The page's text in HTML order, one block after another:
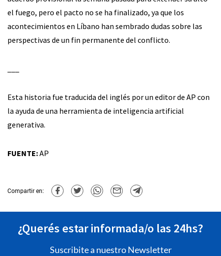
el fuego, pero el pacto no se ha finalizado, ya que los
acontecimientos en Líbano han sembrado dudas sobre las
perspectivas de un fin permanente del conflicto.
Esta historia fue traducida del inglés por un editor de AP con
la ayuda de una herramienta de inteligencia artificial
generativa.
FUENTE:AP
Compartir en:
¿Querés estar informada/o las 24hs?
Suscribite a nuestro Newsletter